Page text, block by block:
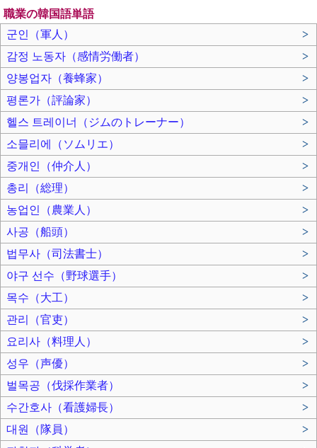
職業の韓国語単語
군인（軍人）
>
감정 노동자（感情労働者）
>
양봉업자（養蜂家）
>
평론가（評論家）
>
헬스 트레이너（ジムのトレーナー）
>
소믈리에（ソムリエ）
>
중개인（仲介人）
>
총리（総理）
>
농업인（農業人）
>
사공（船頭）
>
법무사（司法書士）
>
야구 선수（野球選手）
>
목수（大工）
>
관리（官吏）
>
요리사（料理人）
>
성우（声優）
>
벌목공（伐採作業者）
>
수간호사（看護婦長）
>
대원（隊員）
>